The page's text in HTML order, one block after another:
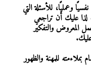
وعمليًا، للأسئلة التي
لذا عليك أن تراجعي
المعروض والتفكير
بملاءمته للمهنة والظهور